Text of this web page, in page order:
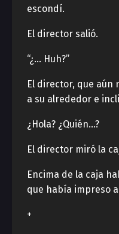
escondí.
El director salió.
“¿… Huh?”
El director, que aún
a su alrededor e
¿Hola? ¿Quién…?
El director miró la
Encima de la caja
que había impreso
+